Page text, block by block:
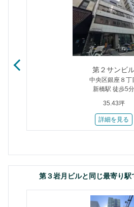
第２サンビ
中央区銀座８丁
新橋駅 徒歩5分
35.43坪
詳細を見る
第３岩月ビルと同じ最寄り